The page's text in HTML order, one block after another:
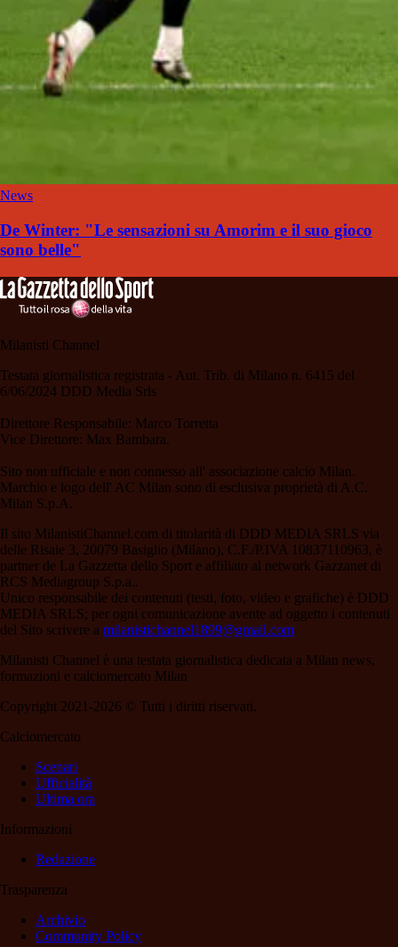
News
De Winter: "Le sensazioni su Amorim e il suo gioco
sono belle"
Milanisti Channel
Testata giornalistica registrata - Aut. Trib. di Milano n. 6415 del
6/06/2024 DDD Media Srls
Direttore Responsabile: Marco Torretta
Vice Direttore: Max Bambara.
Sito non ufficiale e non connesso all' associazione calcio Milan.
Marchio e logo dell' AC Milan sono di esclusiva proprietà di A.C.
Milan S.p.A.
Il sito MilanistiChannel.com di titolarità di DDD MEDIA SRLS via
delle Risaie 3, 20079 Basiglio (Milano), C.F./P.IVA 10837110963, è
partner de La Gazzetta dello Sport e affiliato al network Gazzanet di
RCS Mediagroup S.p.a..
Unico responsabile dei contenuti (testi, foto, video e grafiche) è DDD
MEDIA SRLS; per ogni comunicazione avente ad oggetto i contenuti
del Sito scrivere a milanistichannel1899@gmail.com
Milanisti Channel è una testata giornalistica dedicata a Milan news,
formazioni e calciomercato Milan
Copyright 2021-2026 © Tutti i diritti riservati.
Calciomercato
Scenari
Ufficialità
Ultima ora
Informazioni
Redazione
Trasparenza
Archivio
Community Policy